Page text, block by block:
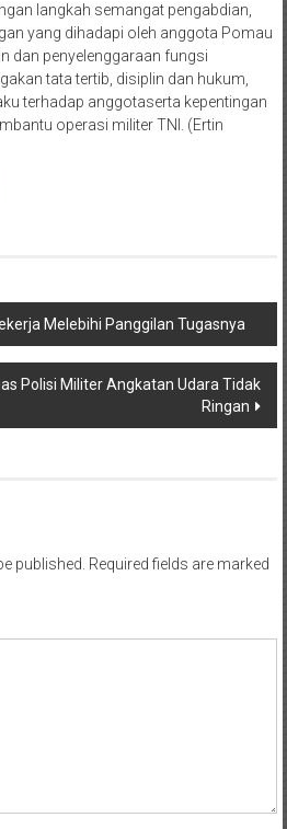
langkah semangat pengabdian,
yang dihadapi oleh anggota Pomau
dan penyelenggaraan fungsi
tata tertib, disiplin dan hukum,
terhadap anggotaserta kepentingan
operasi militer TNI. (Ertin
Melebihi Panggilan Tugasnya
Polisi Militer Angkatan Udara Tidak
Ringan
published. Required fields are marked